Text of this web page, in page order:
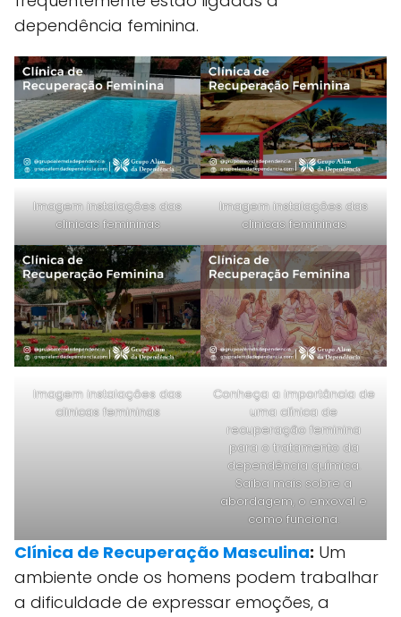
dependência feminina.
Imagem instalações das
clinicas femininas
Imagem instalações das
clinicas femininas
Imagem instalações das
clinicas femininas
Conheça a importância de
uma clínica de
recuperação feminina
para o tratamento da
dependência química.
Saiba mais sobre a
abordagem, o enxoval e
como funciona.
Clínica de Recuperação Masculina: Um
ambiente onde os homens podem trabalhar
a dificuldade de expressar emoções, a